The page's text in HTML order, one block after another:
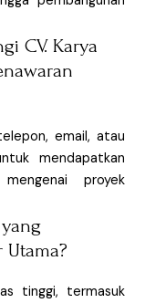
CV. Karya
email, atau
mendapatkan
proyek
Utama?
tinggi, termasuk